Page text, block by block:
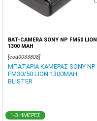
BAT-CAMERA SONY NP FM50 LION
1300 MAH
[cod0033808]
ΜΠΑΤΑΡΙΑ ΚΑΜΕΡΑΣ SONY NP
FM30/50 LION 1300MAH
BLISTER
1-3 ΗΜΕΡΕΣ